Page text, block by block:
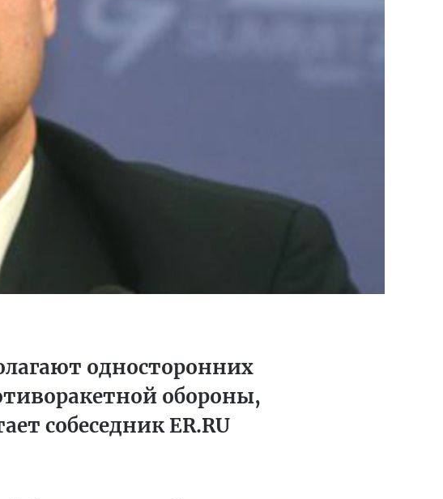
односторонних
обороны,
собеседник ER.RU